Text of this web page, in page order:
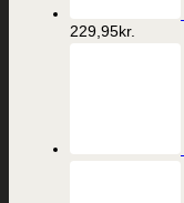
229,95kr.